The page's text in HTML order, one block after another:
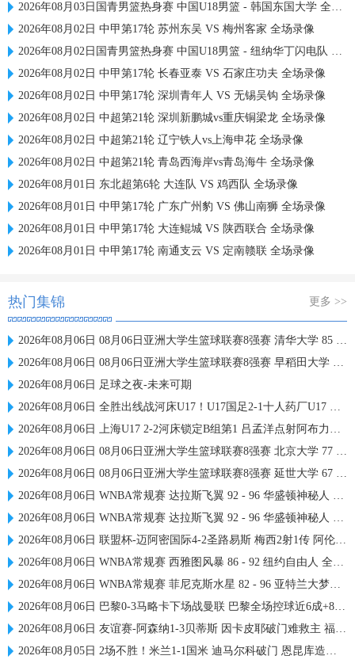
2026年08月03日国青男篮热身赛 中国U18男篮 - 韩国东国大学 全场录像
2026年08月02日 中甲第17轮 苏州东吴 VS 梅州客家 全场录像
2026年08月02日国青男篮热身赛 中国U18男篮 - 纽纳华丁闪电队 全场录像
2026年08月02日 中甲第17轮 长春亚泰 VS 石家庄功夫 全场录像
2026年08月02日 中甲第17轮 深圳青年人 VS 无锡吴钩 全场录像
2026年08月02日 中超第21轮 深圳新鹏城vs重庆铜梁龙 全场录像
2026年08月02日 中超第21轮 辽宁铁人vs上海申花 全场录像
2026年08月02日 中超第21轮 青岛西海岸vs青岛海牛 全场录像
2026年08月01日 东北超第6轮 大连队 VS 鸡西队 全场录像
2026年08月01日 中甲第17轮 广东广州豹 VS 佛山南狮 全场录像
2026年08月01日 中甲第17轮 大连鲲城 VS 陕西联合 全场录像
2026年08月01日 中甲第17轮 南通支云 VS 定南赣联 全场录像
热门集锦 更多 >>
2026年08月06日 08月06日亚洲大学生篮球联赛8强赛 清华大学 85 - 81 菲律宾大学 集锦
2026年08月06日 08月06日亚洲大学生篮球联赛8强赛 早稻田大学 78 - 71 高丽大学 集锦
2026年08月06日 足球之夜-未来可期
2026年08月06日 全胜出线战河床U17！U17国足2-1十人药厂U17 赵松源登场1分钟传射
2026年08月06日 上海U17 2-2河床锁定B组第1 吕孟洋点射阿布力米破门 将战A组第2
2026年08月06日 08月06日亚洲大学生篮球联赛8强赛 北京大学 77 - 79 上海交通大学 集锦
2026年08月06日 08月06日亚洲大学生篮球联赛8强赛 延世大学 67 - 72 政治大学 集锦
2026年08月06日 WNBA常规赛 达拉斯飞翼 92 - 96 华盛顿神秘人 全场集锦
2026年08月06日 WNBA常规赛 达拉斯飞翼 92 - 96 华盛顿神秘人 全场集锦
2026年08月06日 联盟杯-迈阿密国际4-2圣路易斯 梅西2射1传 阿伦助攻戴帽
2026年08月06日 WNBA常规赛 西雅图风暴 86 - 92 纽约自由人 全场集锦
2026年08月06日 WNBA常规赛 菲尼克斯水星 82 - 96 亚特兰大梦想 全场集锦
2026年08月06日 巴黎0-3马略卡下场战曼联 巴黎全场控球近6成+8射3正未果
2026年08月06日 友谊赛-阿森纳1-3贝蒂斯 因卡皮耶破门难救主 福纳尔斯1射2传
2026年08月05日 2场不胜！米兰1-1国米 迪马尔科破门 恩昆库造点+点射拉莫斯登场